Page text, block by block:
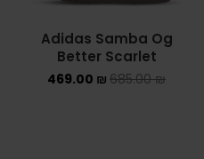
Adidas Samba Og
Better Scarlet
685.00₪
469.00 ₪